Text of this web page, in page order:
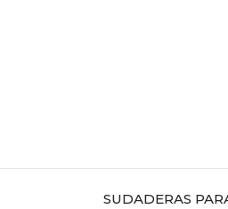
SUDADERAS